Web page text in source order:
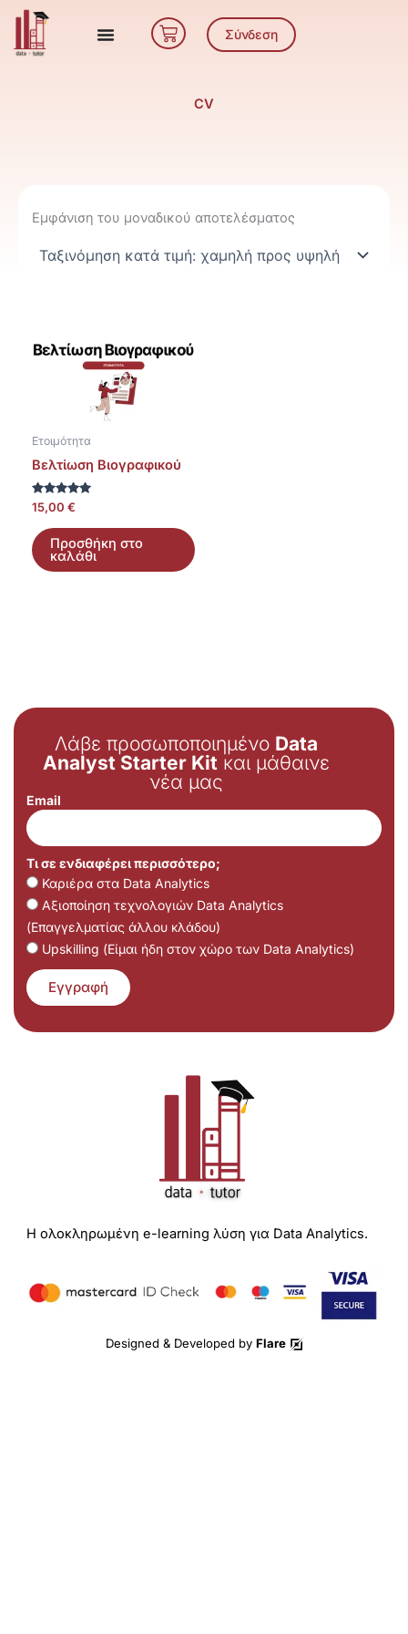
Μετάβαση
περιεχόμενο
Cart Σύνδεση
CV
Εμφάνιση του μοναδικού αποτελέσματος
Ετοιμότητα
Βελτίωση Βιογραφικού
Βαθμολογήθηκε
με
5.00
από 5
15,00 €
Προσθήκη στο
καλάθι
Λάβε προσωποποιημένο Data
Analyst Starter Kit και μάθαινε
νέα μας
Email
Τι σε ενδιαφέρει περισσότερο;
Καριέρα στα Data Analytics
Αξιοποίηση τεχνολογιών Data Analytics
(Επαγγελματίας άλλου κλάδου)
Upskilling (Είμαι ήδη στον χώρο των Data Analytics)
Εγγραφή
Η ολοκληρωμένη e-learning λύση για Data Analytics.
Designed & Developed by Flare